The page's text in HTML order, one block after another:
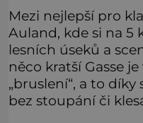
Mezi nejlepší pro
Auland, kde si na
lesních úseků a
něco kratší Gasse
„bruslení“, a to
bez stoupání či